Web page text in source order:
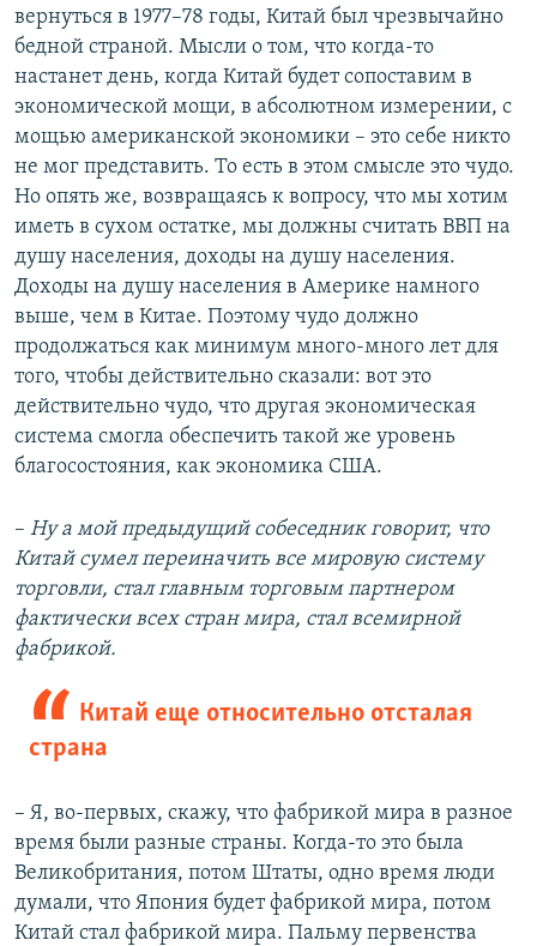
вернуться в 1977–78 годы, Китай был чрезвычайно
бедной страной. Мысли о том, что когда-то
настанет день, когда Китай будет сопоставим в
экономической мощи, в абсолютном измерении, с
мощью американской экономики – это себе никто
не мог представить. То есть в этом смысле это чудо.
Но опять же, возвращаясь к вопросу, что мы хотим
иметь в сухом остатке, мы должны считать ВВП на
душу населения, доходы на душу населения.
Доходы на душу населения в Америке намного
выше, чем в Китае. Поэтому чудо должно
продолжаться как минимум много-много лет для
того, чтобы действительно сказали: вот это
действительно чудо, что другая экономическая
система смогла обеспечить такой же уровень
благосостояния, как экономика США.
– Ну а мой предыдущий собеседник говорит, что
Китай сумел переиначить все мировую систему
торговли, стал главным торговым партнером
фактически всех стран мира, стал всемирной
фабрикой.
Китай еще относительно отсталая
страна
– Я, во-первых, скажу, что фабрикой мира в разное
время были разные страны. Когда-то это была
Великобритания, потом Штаты, одно время люди
думали, что Япония будет фабрикой мира, потом
Китай стал фабрикой мира. Пальму первенства